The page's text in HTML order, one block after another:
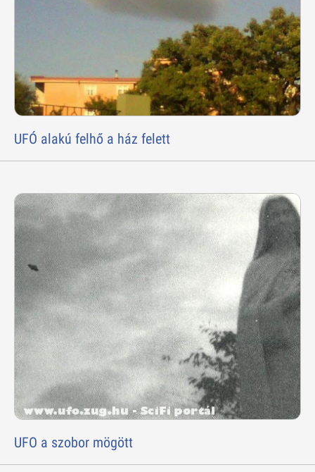
UFÓ alakú felhő a ház felett
UFO a szobor mögött